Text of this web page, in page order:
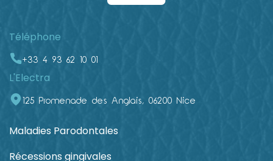
Téléphone
+33 4 93 62 10 01
L'Electra
125 Promenade des Anglais, 06200 Nice
Maladies Parodontales
Récessions gingivales